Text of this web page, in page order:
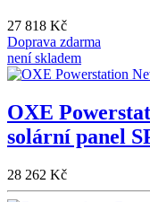
27 818 Kč
Doprava zdarma
není skladem
OXE
solární panel
28 262 Kč